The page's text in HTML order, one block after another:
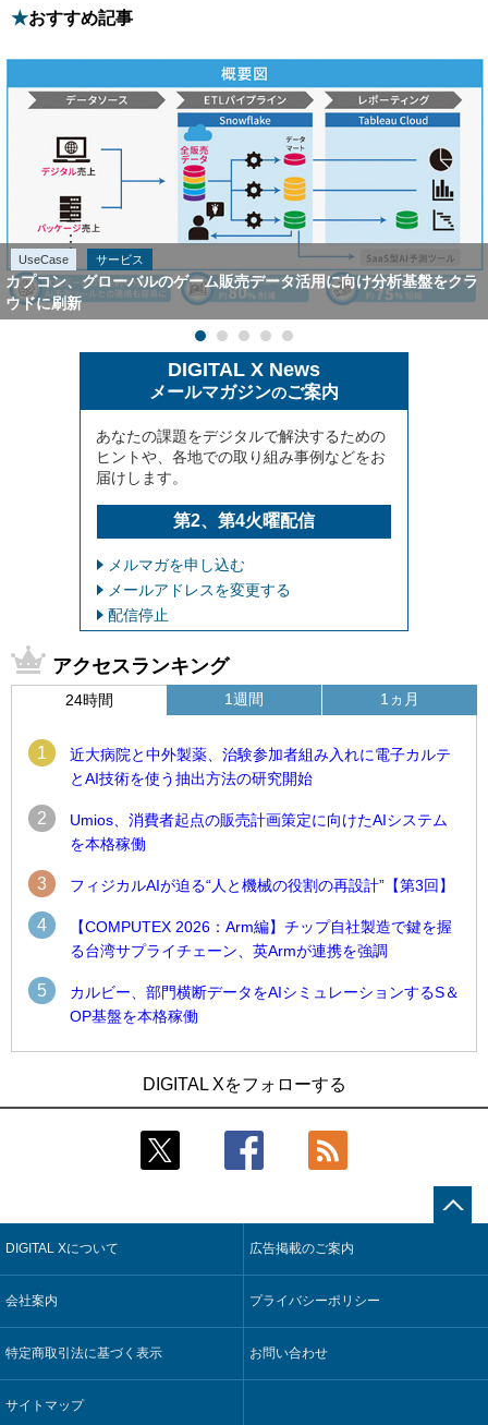
おすすめ記事
UseCase サービス
カプコン、グローバルのゲーム販売データ活用に向け分析基盤をクラ
ウドに刷新
DIGITAL X News
メールマガジンのご案内
あなたの課題をデジタルで解決するための
ヒントや、各地での取り組み事例などをお
届けします。
第2、第4火曜配信
メルマガを申し込む
メールアドレスを変更する
配信停止
アクセスランキング
24時間
1
近大病院と中外製薬、治験参加者組み入れに電子カルテ
とAI技術を使う抽出方法の研究開始
2
Umios、消費者起点の販売計画策定に向けたAIシステム
を本格稼働
3 フィジカルAIが迫る“人と機械の役割の再設計”【第3回】
4
【COMPUTEX 2026：Arm編】チップ自社製造で鍵を握
る台湾サプライチェーン、英Armが連携を強調
5
カルビー、部門横断データをAIシミュレーションするS＆
OP基盤を本格稼働
1週間
製造業の現場の暗黙知を組織横断で活用するためのナレッジ
管理基盤、LIGHTzが提供
近大病院と中外製薬、治験参加者組み入れに電子カルテとAI
5
【COMPUTEX 2026：Arm編】チップ自社製造で鍵を握る台
湾サプライチェーン、英Armが連携を強調
1ヵ月
合基盤を本格稼働
鹿島建設、鋼管柱へのコンクリート充填時の異常を検出する
AIを遠隔監視システムに実装
製造業の現場の暗黙知を組織横断で活用するためのナレッジ
5
Umios、消費者起点の販売計画策定に向けたAIシステムを本格
稼働
DIGITAL Xをフォローする
DIGITAL Xについて 広告掲載のご案内
会社案内 プライバシーポリシー
特定商取引法に基づく表示 お問い合わせ
サイトマップ